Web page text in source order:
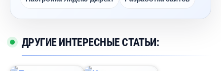
ДРУГИЕ ИНТЕРЕСНЫЕ СТАТЬИ: